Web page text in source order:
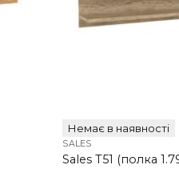
Немає в наявності
SALES
Sales T51 (полка